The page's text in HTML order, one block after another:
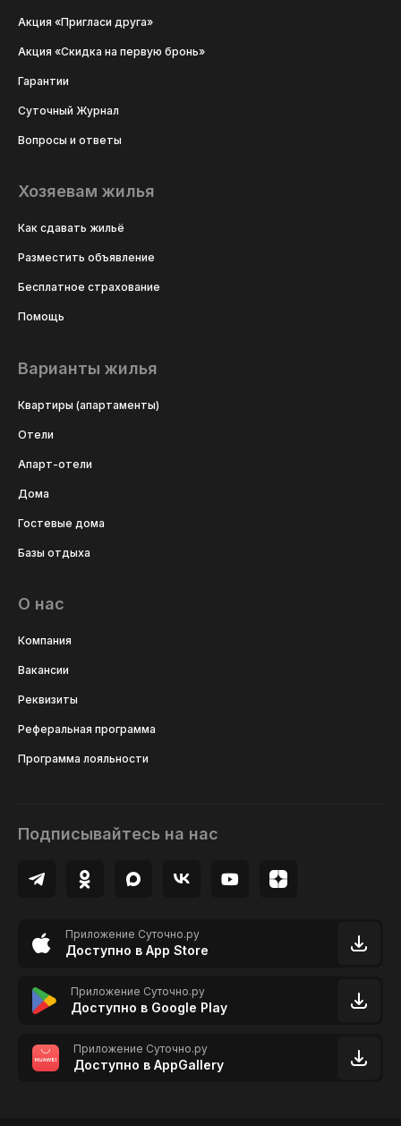
Акция «Пригласи друга»
Акция «Скидка на первую бронь»
Гарантии
Суточный Журнал
Вопросы и ответы
Хозяевам жилья
Как сдавать жильё
Разместить объявление
Бесплатное страхование
Помощь
Варианты жилья
Квартиры (апартаменты)
Отели
Апарт-отели
Дома
Гостевые дома
Базы отдыха
О нас
Компания
Вакансии
Реквизиты
Реферальная программа
Программа лояльности
Подписывайтесь на нас
Приложение Суточно.ру
Доступно в App Store
Приложение Суточно.ру
Доступно в Google Play
Приложение Суточно.ру
Доступно в AppGallery